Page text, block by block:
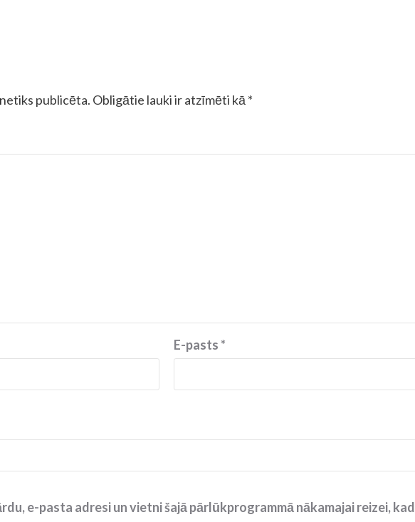
publicēta. Obligātie lauki ir atzīmēti kā *
E-pasts*
e-pasta adresi un vietni šajā pārlūkprogrammā nākamajai reizei, kad